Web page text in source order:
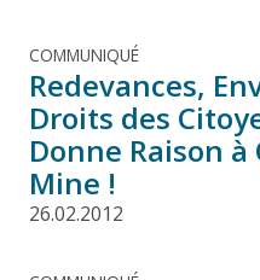
COMMUNIQUÉ
Redevances,
Droits des
Donne Raison
Mine !
26.02.2012